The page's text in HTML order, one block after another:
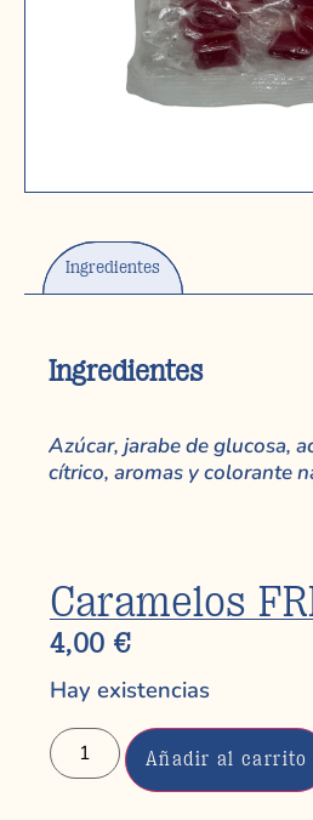
Ingredientes
Ingredientes
Azúcar, jarabe de glucosa,
cítrico, aromas y colorante
Caramelos
4,00 €
Hay existencias
Añadir al carrito